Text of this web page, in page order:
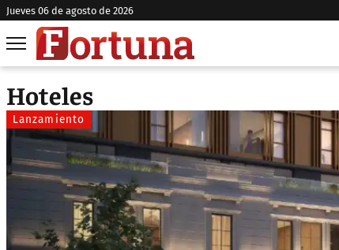
jueves 06 de agosto de 2026
Hoteles
Lanzamiento